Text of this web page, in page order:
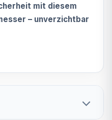
mit diesem
– unverzichtbar